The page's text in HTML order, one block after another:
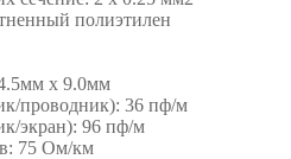
полиэтилен
x 9.0мм
проводник): 36 пф/м
экран): 96 пф/м
75 Ом/км